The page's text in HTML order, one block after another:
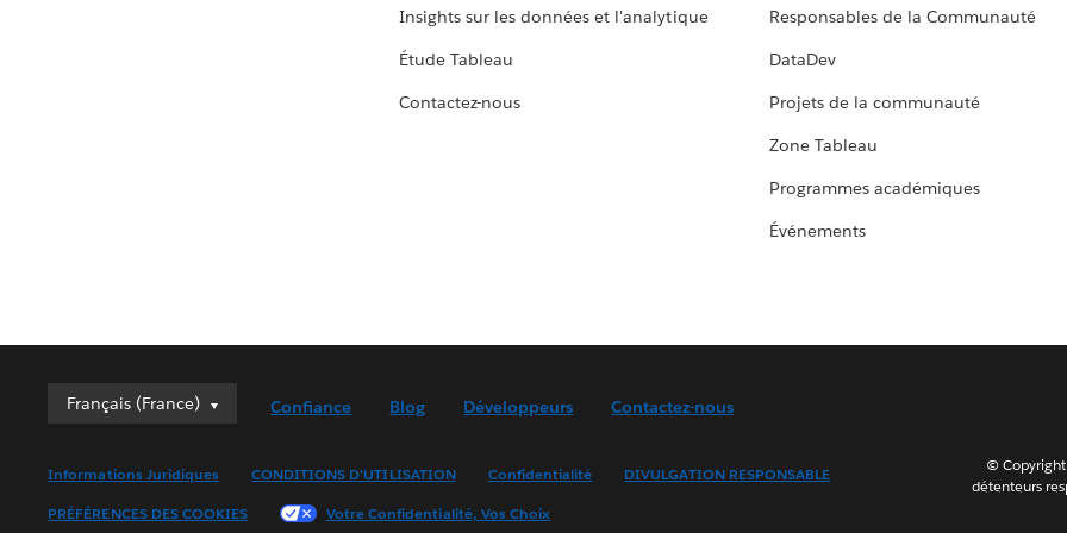
Insights sur les données et l'analytique
Étude Tableau
Contactez-nous
Responsables de la Communauté
DataDev
Projets de la communauté
Zone Tableau
Programmes académiques
Événements
Français (France)
Français (France)
English (UK)
Confiance Blog Développeurs Contactez-nous
Informations Juridiques CONDITIONS D'UTILISATION Confidentialité
DIVULGATION RESPONSABLE
PRÉFÉRENCES DES COOKIES
Votre Confidentialité, Vos Choix
© Copyright
détenteurs